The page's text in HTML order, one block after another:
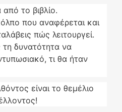
το βιβλίο.
που αναφέρεται και
πώς λειτουργεί.
δυνατότητα να
τι θα ήταν
είναι το θεμέλιο